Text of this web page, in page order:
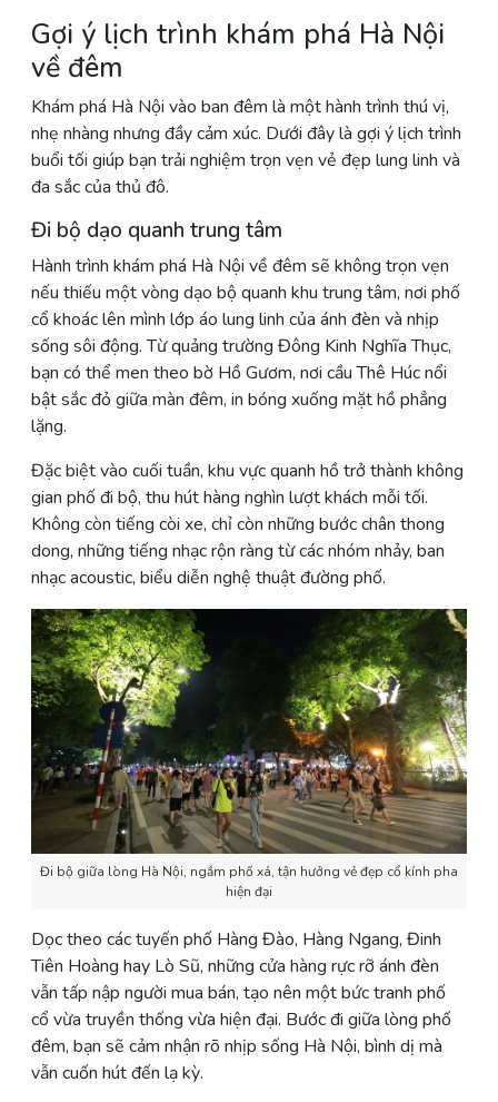
Gợi ý lịch trình khám phá Hà Nội
về đêm
Khám phá Hà Nội vào ban đêm là một hành trình thú vị,
nhẹ nhàng nhưng đầy cảm xúc. Dưới đây là gợi ý lịch trình
buổi tối giúp bạn trải nghiệm trọn vẹn vẻ đẹp lung linh và
đa sắc của thủ đô.
Đi bộ dạo quanh trung tâm
Hành trình khám phá Hà Nội về đêm sẽ không trọn vẹn
nếu thiếu một vòng dạo bộ quanh khu trung tâm, nơi phố
cổ khoác lên mình lớp áo lung linh của ánh đèn và nhịp
sống sôi động. Từ quảng trường Đông Kinh Nghĩa Thục,
bạn có thể men theo bờ Hồ Gươm, nơi cầu Thê Húc nổi
bật sắc đỏ giữa màn đêm, in bóng xuống mặt hồ phẳng
lặng.
Đặc biệt vào cuối tuần, khu vực quanh hồ trở thành không
gian phố đi bộ, thu hút hàng nghìn lượt khách mỗi tối.
Không còn tiếng còi xe, chỉ còn những bước chân thong
dong, những tiếng nhạc rộn ràng từ các nhóm nhảy, ban
nhạc acoustic, biểu diễn nghệ thuật đường phố.
Đi bộ giữa lòng Hà Nội, ngắm phố xá, tận hưởng vẻ đẹp cổ kính pha
hiện đại
Dọc theo các tuyến phố Hàng Đào, Hàng Ngang, Đinh
Tiên Hoàng hay Lò Sũ, những cửa hàng rực rỡ ánh đèn
vẫn tấp nập người mua bán, tạo nên một bức tranh phố
cổ vừa truyền thống vừa hiện đại. Bước đi giữa lòng phố
đêm, bạn sẽ cảm nhận rõ nhịp sống Hà Nội, bình dị mà
vẫn cuốn hút đến lạ kỳ.